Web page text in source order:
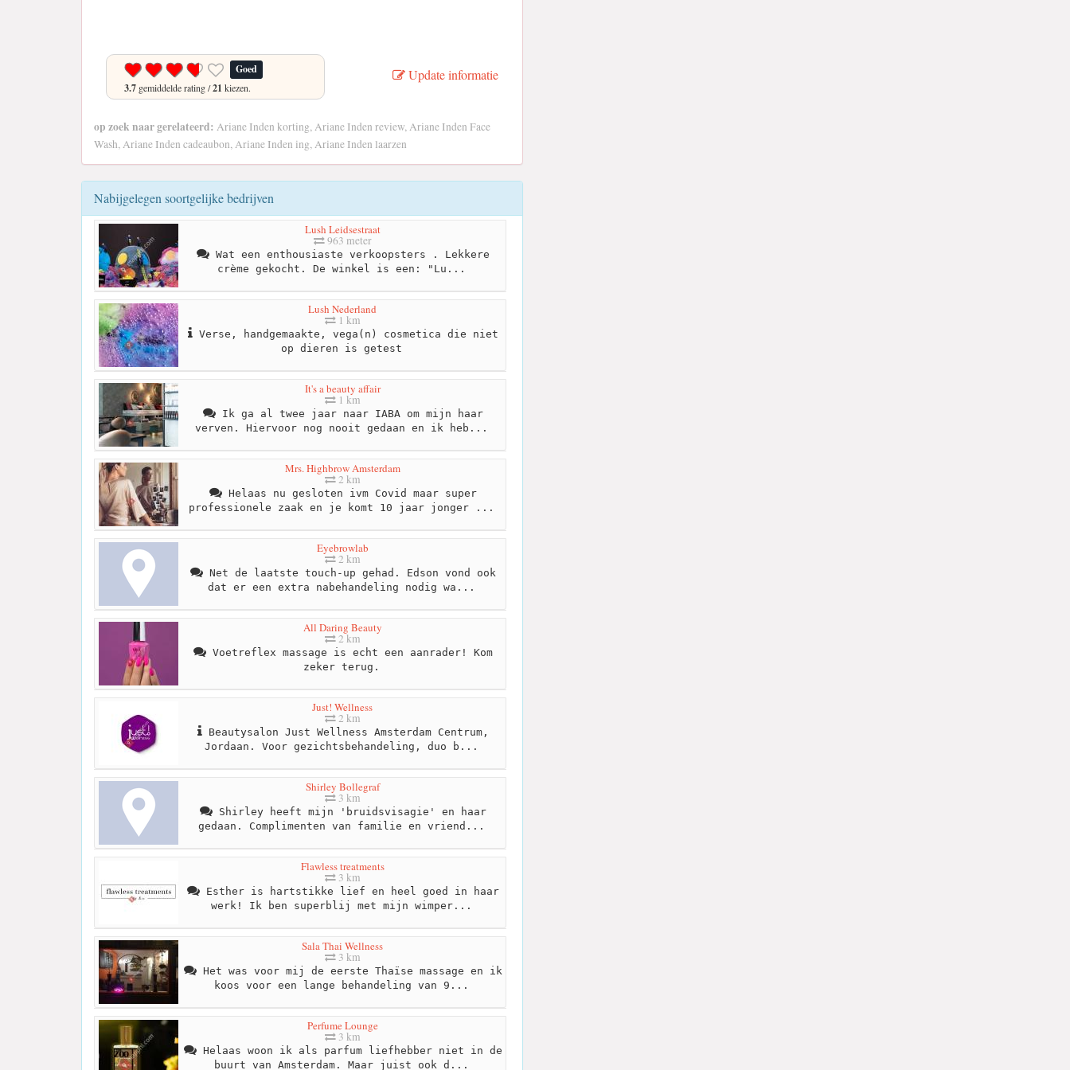
Goed
3.7 gemiddelde rating /21 kiezen.
Update informatie
op zoek naar gerelateerd: Ariane Inden korting, Ariane Inden review, Ariane Inden Face
Wash, Ariane Inden cadeaubon, Ariane Inden ing, Ariane Inden laarzen
Nabijgelegen soortgelijke bedrijven
Lush Leidsestraat
963 meter
Wat een enthousiaste verkoopsters . Lekkere
crème gekocht. De winkel is een: "Lu...
Lush Nederland
1 km
Verse, handgemaakte, vega(n) cosmetica die niet
op dieren is getest
It's a beauty affair
1 km
Ik ga al twee jaar naar IABA om mijn haar
verven. Hiervoor nog nooit gedaan en ik heb...
Mrs. Highbrow Amsterdam
2 km
Helaas nu gesloten ivm Covid maar super
professionele zaak en je komt 10 jaar jonger ...
Eyebrowlab
2 km
Net de laatste touch-up gehad. Edson vond ook
dat er een extra nabehandeling nodig wa...
All Daring Beauty
2 km
Voetreflex massage is echt een aanrader! Kom
zeker terug.
Just! Wellness
2 km
Beautysalon Just Wellness Amsterdam Centrum,
Jordaan. Voor gezichtsbehandeling, duo b...
Shirley Bollegraf
3 km
Shirley heeft mijn 'bruidsvisagie' en haar
gedaan. Complimenten van familie en vriend...
Flawless treatments
3 km
Esther is hartstikke lief en heel goed in haar
werk! Ik ben superblij met mijn wimper...
Sala Thai Wellness
3 km
Het was voor mij de eerste Thaïse massage en ik
koos voor een lange behandeling van 9...
Perfume Lounge
3 km
Helaas woon ik als parfum liefhebber niet in de
buurt van Amsterdam. Maar juist ook d...